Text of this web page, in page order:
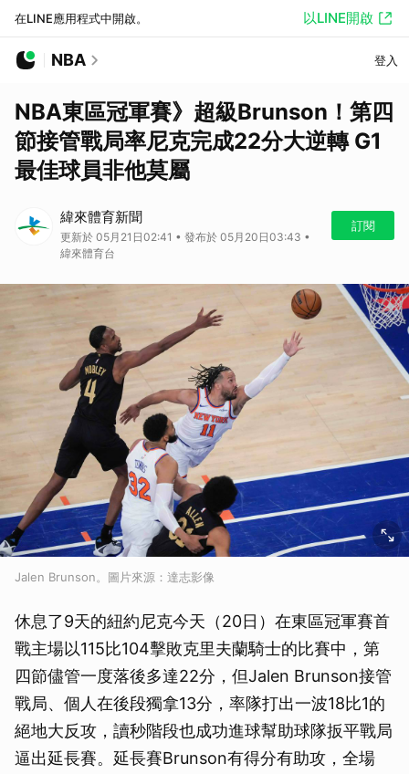
在LINE應用程式中開啟。 以LINE開啟
NBA 登入
NBA東區冠軍賽》超級Brunson！第四
節接管戰局率尼克完成22分大逆轉 G1
最佳球員非他莫屬
緯來體育新聞
更新於 05月21日02:41 • 發布於 05月20日03:43 •
緯來體育台
訂閱
Jalen Brunson。圖片來源：達志影像
休息了9天的紐約尼克今天（20日）在東區冠軍賽首
戰主場以115比104擊敗克里夫蘭騎士的比賽中，第
四節儘管一度落後多達22分，但Jalen Brunson接管
戰局、個人在後段獨拿13分，率隊打出一波18比1的
絕地大反攻，讀秒階段也成功進球幫助球隊扳平戰局
逼出延長賽。延長賽Brunson有得分有助攻，全場